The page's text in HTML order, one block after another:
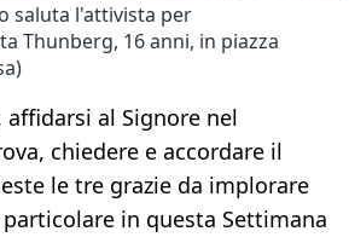
saluta l'attivista per
Thunberg, 16 anni, in piazza
affidarsi al Signore nel
chiedere e accordare il
le tre grazie da implorare
in questa Settimana